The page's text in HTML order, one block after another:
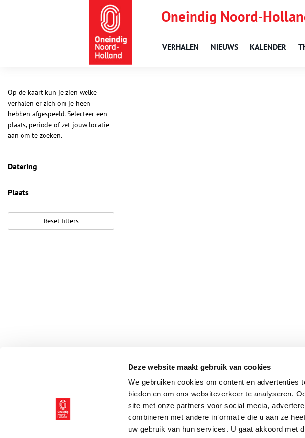
Deze website maakt gebruik van cookies
We gebruiken cookies om content en advertenties
bieden en om ons websiteverkeer te analyseren.
site met onze partners voor social media,
combineren met andere informatie die u aan ze
uw gebruik van hun services. U gaat akkoord met
Oneindig Noord-
VERHALEN NIEUWS KALENDER
Op de kaart kun je zien welke
verhalen er zich om je heen
hebben afgespeeld. Selecteer een
plaats, periode of zet jouw locatie
aan om te zoeken.
Datering
Plaats
Reset filters